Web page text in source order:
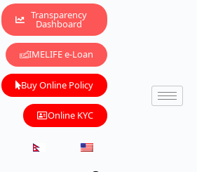
Transparency
Dashboard
IMELIFE e-Loan
Buy Online Policy
Online KYC